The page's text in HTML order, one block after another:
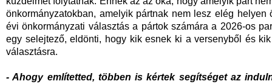
önkormányzatokban, amelyik pártnak nem lesz elég
évi önkormányzati választás a pártok számára a 2026-os
egy selejtező, eldönti, hogy kik esnek ki a versenyből és
választásra.
- Ahogy említetted, többen is kértek segítséget az